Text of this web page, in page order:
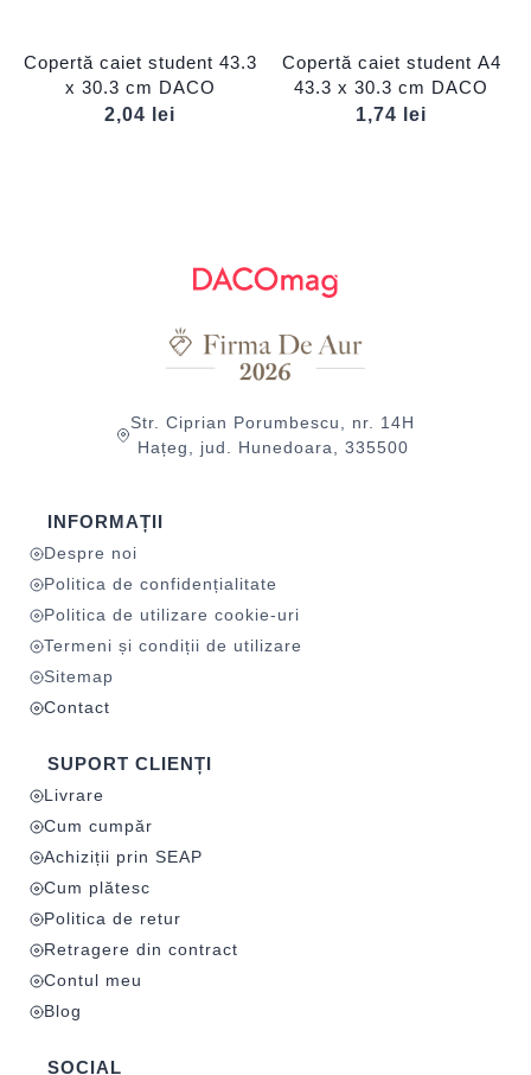
Copertă caiet student 43.3
x 30.3 cm DACO
2,04
lei
Copertă caiet student A4
43.3 x 30.3 cm DACO
1,74
lei
Str. Ciprian Porumbescu, nr. 14H
Hațeg, jud. Hunedoara, 335500
INFORMAȚII
Despre noi
Politica de confidențialitate
Politica de utilizare cookie-uri
Termeni și condiții de utilizare
Sitemap
Contact
SUPORT CLIENȚI
Livrare
Cum cumpăr
Achiziții prin SEAP
Cum plătesc
Politica de retur
Retragere din contract
Contul meu
Blog
SOCIAL